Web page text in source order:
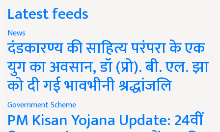
Latest feeds
News
दंडकारण्य की साहित्य परंपरा के एक
युग का अवसान, डॉ (प्रो). बी. एल. झा
को दी गई भावभीनी श्रद्धांजलि
Government Scheme
PM Kisan Yojana Update: 24वीं